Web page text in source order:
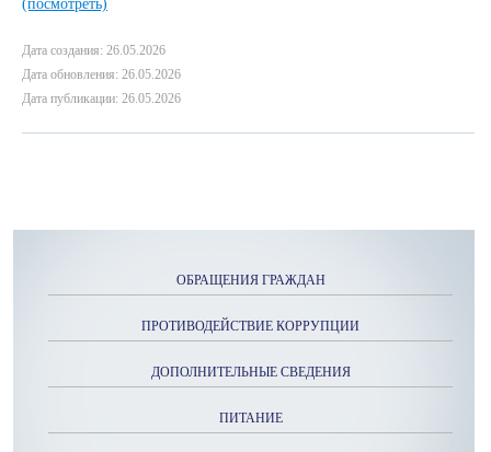
(посмотреть)
Дата создания: 26.05.2026
Дата обновления: 26.05.2026
Дата публикации: 26.05.2026
ОБРАЩЕНИЯ ГРАЖДАН
ПРОТИВОДЕЙСТВИЕ КОРРУПЦИИ
ДОПОЛНИТЕЛЬНЫЕ СВЕДЕНИЯ
ПИТАНИЕ